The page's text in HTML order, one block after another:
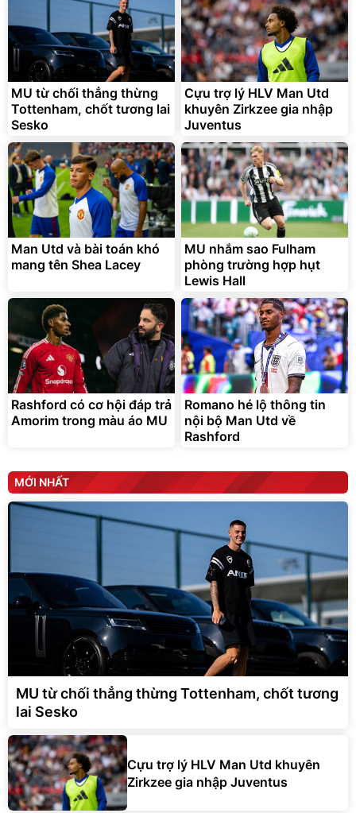
Lót ghế ôtô, nâng lưng
chống nóng giúp thoải mái
trong di chuyển
295.000đ
Đã bán nhiều
MU từ chối thẳng thừng
Tottenham, chốt tương lai
Sesko
Cựu trợ lý HLV Man Utd
khuyên Zirkzee gia nhập
Juventus
Man Utd và bài toán khó
mang tên Shea Lacey
MU nhắm sao Fulham
phòng trường hợp hụt
Lewis Hall
Rashford có cơ hội đáp trả
Amorim trong màu áo MU
Romano hé lộ thông tin
nội bộ Man Utd về
Rashford
MỚI NHẤT
MU từ chối thẳng thừng Tottenham, chốt tương
lai Sesko
Cựu trợ lý HLV Man Utd khuyên
Zirkzee gia nhập Juventus